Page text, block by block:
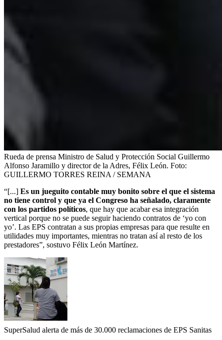
Rueda de prensa Ministro de Salud y Protección Social Guillermo
Alfonso Jaramillo y director de la Adres, Félix León. Foto:
GUILLERMO TORRES REINA / SEMANA
“[...] Es un jueguito contable muy bonito sobre el que el sistema
no tiene control y que ya el Congreso ha señalado, claramente
con los partidos políticos, que hay que acabar esa integración
vertical porque no se puede seguir haciendo contratos de ‘yo con
yo’. Las EPS contratan a sus propias empresas para que resulte en
utilidades muy importantes, mientras no tratan así al resto de los
prestadores”, sostuvo Félix León Martínez.
SuperSalud alerta de más de 30.000 reclamaciones de EPS Sanitas